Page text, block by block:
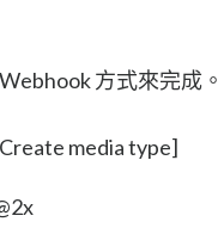
方式來完成。
media type]